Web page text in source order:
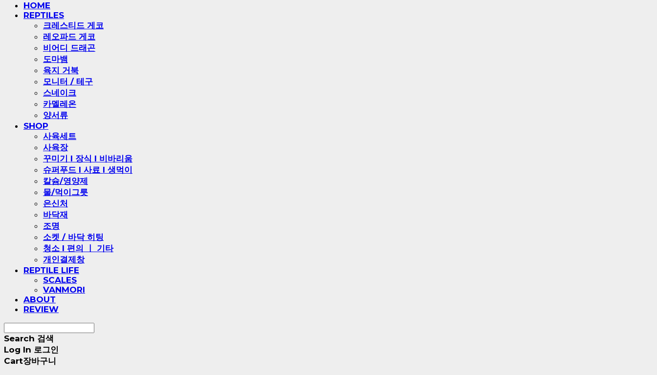
HOME
REPTILES
크레스티드 게코
레오파드 게코
비어디 드래곤
도마뱀
육지 거북
모니터 / 테구
스네이크
카멜레온
양서류
SHOP
사육세트
사육장
꾸미기 l 장식 l 비바리움
슈퍼푸드 l 사료 l 생먹이
칼슘/영양제
물/먹이그릇
은신처
바닥재
조명
소켓 / 바닥 히팅
청소 l 편의 ㅣ 기타
개인결제창
REPTILE LIFE
SCALES
VANMORI
ABOUT
REVIEW
Search 검색
Log In 로그인
Cart장바구니